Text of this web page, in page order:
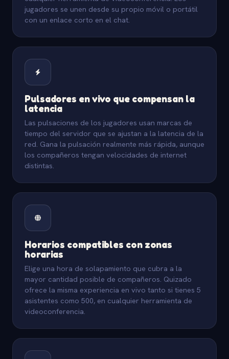
jugadores se unen desde su propio móvil o portátil
con un enlace corto en el chat.
Pulsadores en vivo que compensan la
latencia
Las pulsaciones de los jugadores usan marcas de
tiempo del servidor que se ajustan a la latencia de la
red. Gana la pulsación realmente más rápida, aunque
los compañeros tengan velocidades de internet
distintas.
Horarios compatibles con zonas
horarias
Elige una hora de solapamiento que cubra a la
mayor cantidad posible de compañeros. Quizado
ofrece la misma experiencia en vivo tanto si tienes 5
asistentes como 500, en cualquier herramienta de
videoconferencia.